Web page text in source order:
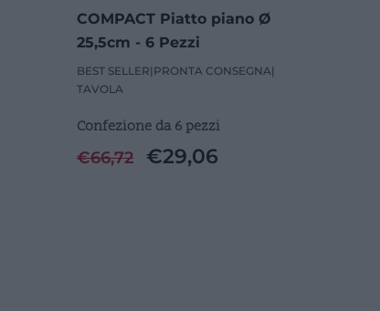
COMPACT Piatto piano Ø
25,5cm - 6 Pezzi
BEST SELLER| PRONTA CONSEGNA|
TAVOLA
Confezione da 6 pezzi
€66,72 €29,06